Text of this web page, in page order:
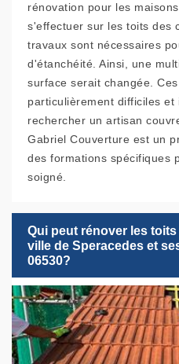
rénovation pour les
s'effectuer sur les toits des
travaux sont nécessaires
d'étanchéité. Ainsi, une
surface serait changée.
particulièrement difficiles
rechercher un artisan
Gabriel Couverture est un
des formations spécifiques
soigné.
Qui peut rénover les
ville de Speracedes et
06530?